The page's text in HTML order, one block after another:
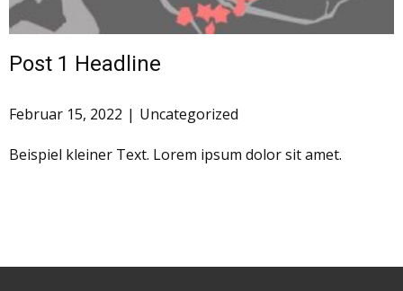
Post 1 Headline
Februar 15, 2022 Uncategorized
Beispiel kleiner Text. Lorem ipsum dolor sit amet.